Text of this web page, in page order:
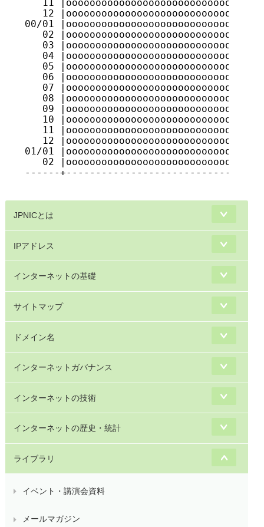
JPNICとは
IPアドレス
インターネットの基礎
サイトマップ
ドメイン名
インターネットガバナンス
インターネットの技術
インターネットの歴史・統計
ライブラリ
イベント・講演会資料
メールマガジン